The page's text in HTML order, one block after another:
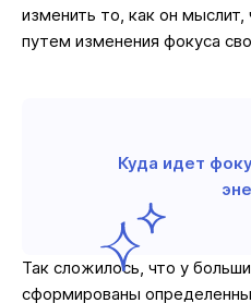
изменить то, как он
путем изменения фокуса
Куда идет
Так сложилось, что у
сформированы